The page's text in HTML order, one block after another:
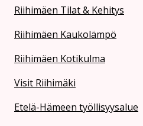
Riihimäen Tilat & Kehitys
Riihimäen Kaukolämpö
Riihimäen Kotikulma
Visit Riihimäki
Etelä-Hämeen työllisyysalue